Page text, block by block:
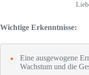
Wichtige Erkenntnisse:
Eine ausgewogene
Wachstum und die